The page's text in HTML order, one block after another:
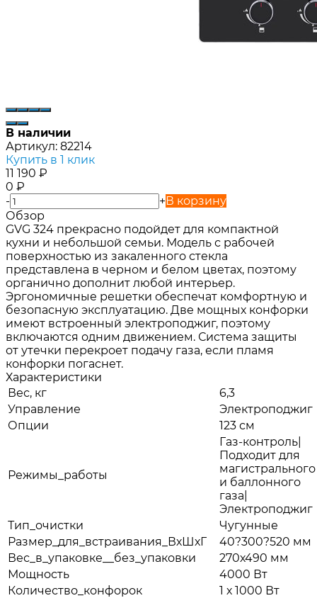
В наличии
Артикул: 82214
Купить в 1 клик
11 190 ₽
0 ₽
-
+В корзину
Обзор
GVG 324 прекрасно подойдет для компактной
кухни и небольшой семьи. Модель с рабочей
поверхностью из закаленного стекла
представлена в черном и белом цветах, поэтому
органично дополнит любой интерьер.
Эргономичные решетки обеспечат комфортную и
безопасную эксплуатацию. Две мощных конфорки
имеют встроенный электроподжиг, поэтому
включаются одним движением. Система защиты
от утечки перекроет подачу газа, если пламя
конфорки погаснет.
Характеристики
Вес, кг
6,3
Управление
Электроподжиг
Опции
123 см
Режимы_работы
Газ-контроль|
Подходит для
магистрального
и баллонного
газа|
Электроподжиг
Тип_очистки
Чугунные
Размер_для_встраивания_ВхШхГ
40?300?520 мм
Вес_в_упаковке__без_упаковки
270х490 мм
Мощность
4000 Вт
Количество_конфорок
1 х 1000 Вт